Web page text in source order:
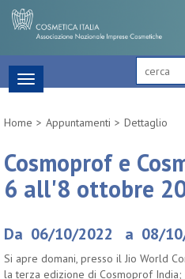
Toggle
navigation
Home
Appuntamenti Dettaglio
Cosmoprof e
6 all'8 ottobre
Da 06/10/2022 a 08/
Si apre domani, presso il Jio World
la terza edizione di Cosmoprof India;